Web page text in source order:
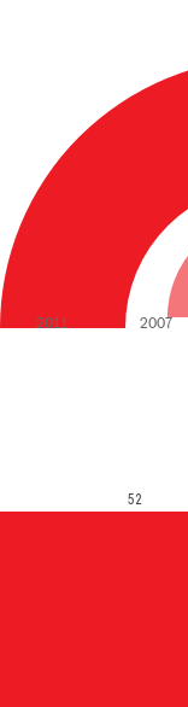
2011 2007
52